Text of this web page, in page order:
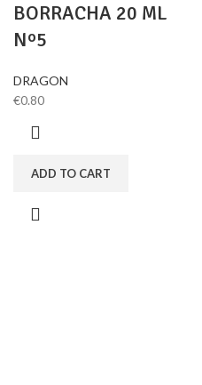
BORRACHA 20 ML
Nº5
DRAGON
€0.80
ADD TO CART